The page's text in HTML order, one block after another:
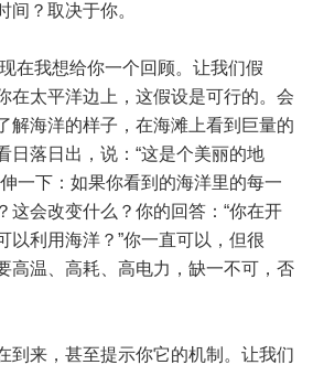
间？取决于你。
在我想给你一个回顾。让我们假
在太平洋边上，这假设是可行的。会
解海洋的样子，在海滩上看到巨量的
日落日出，说：“这是个美丽的地
一下：如果你看到的海洋里的每一
这会改变什么？你的回答：“你在开
以利用海洋？”你一直可以，但很
高温、高耗、高电力，缺一不可，否
到来，甚至提示你它的机制。让我们